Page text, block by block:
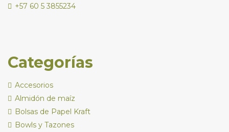
+57 60 5 3855234
Categorías
Accesorios
Almidón de maíz
Bolsas de Papel Kraft
Bowls y Tazones